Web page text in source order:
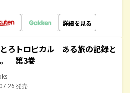
詳細を見る
ろトロピカル ある旅の記録と
第3巻
発売